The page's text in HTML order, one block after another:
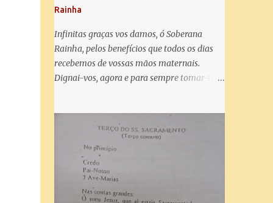
Rainha
Infinitas graças vos damos, ó Soberana
Rainha, pelos benefícios que todos os dias
recebemos de vossas mãos maternais.
Dignai-vos, agora e para sempre tomar-nos
Salve Rainha: Salve Rainha , Mãe de
misericórdia, vida, doçura, esperança nossa,
salve! A vós bradamos os degredados filhos
de Eva, a vós suspiramos, gemendo e
chorando neste vale de lágrimas. Eia, pois,
Advogada nossa, estes vossos olhos